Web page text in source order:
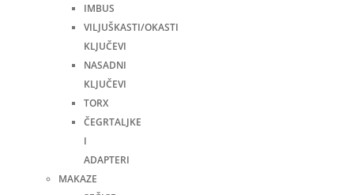
IMBUS
VILJUŠKASTI/OKASTI
KLJUČEVI
NASADNI
KLJUČEVI
TORX
ČEGRTALJKE
I
ADAPTERI
MAKAZE